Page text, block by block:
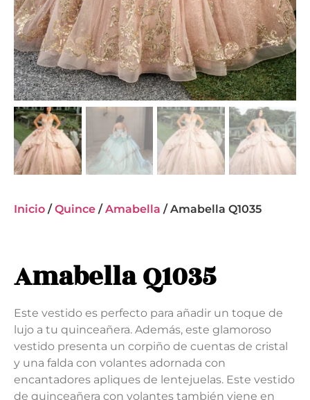
Inicio /Quince /Amabella / Amabella Q1035
Amabella Q1035
Este vestido es perfecto para añadir un toque de
lujo a tu quinceañera. Además, este glamoroso
vestido presenta un corpiño de cuentas de cristal
y una falda con volantes adornada con
encantadores apliques de lentejuelas. Este vestido
de quinceañera con volantes también viene en